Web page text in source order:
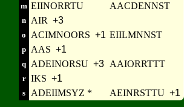
m EIINORRTU AACDENNST
n AIR +3
o ACIMNOORS +1 EIILMNNST
p AAS +1
q ADEINORSU +3 AAIORRTTT
r IKS +1
s ADEIIMSYZ * AEINRSTTU +1